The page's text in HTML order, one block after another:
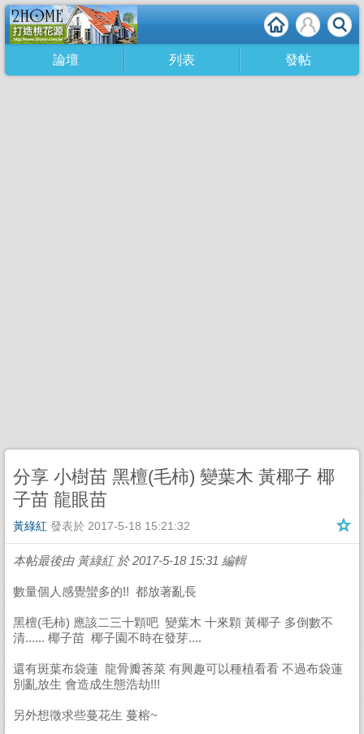
論壇 列表 發帖
分享 小樹苗 黑檀(毛柿) 變葉木 黃椰子 椰
子苗 龍眼苗
黃綠紅 發表於 2017-5-18 15:21:32
本帖最後由 黃綠紅 於 2017-5-18 15:31 編輯
數量個人感覺蠻多的!! 都放著亂長
黑檀(毛柿) 應該二三十顆吧 變葉木 十來顆 黃椰子 多倒數不
清...... 椰子苗 椰子園不時在發芽....
還有斑葉布袋蓮 龍骨瓣莕菜 有興趣可以種植看看 不過布袋蓮
別亂放生 會造成生態浩劫!!!
另外想徵求些蔓花生 蔓榕~